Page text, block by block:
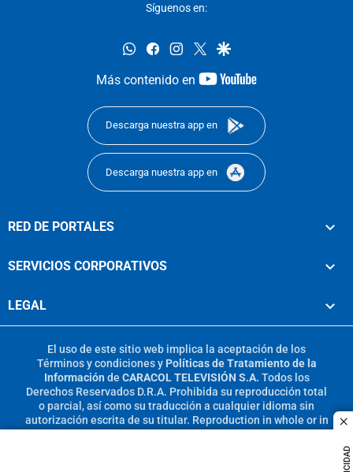
Síguenos en:
whatsappfacebookinstagram
twittergoogle
Más contenido en
youtube-
Descarga nuestra app en
Descarga nuestra app en
RED DE PORTALES
SERVICIOS CORPORATIVOS
LEGAL
El uso de este sitio web implica la aceptación de los
Términos y condicionesy Políticas de Tratamiento de la
Información de CARACOL TELEVISIÓN S.A. Todos los
Derechos Reservados D.R.A. Prohibida su reproducción total
o parcial, así como su traducción a cualquier idioma sin
autorización escrita de su titular. Reproduction in whole or in